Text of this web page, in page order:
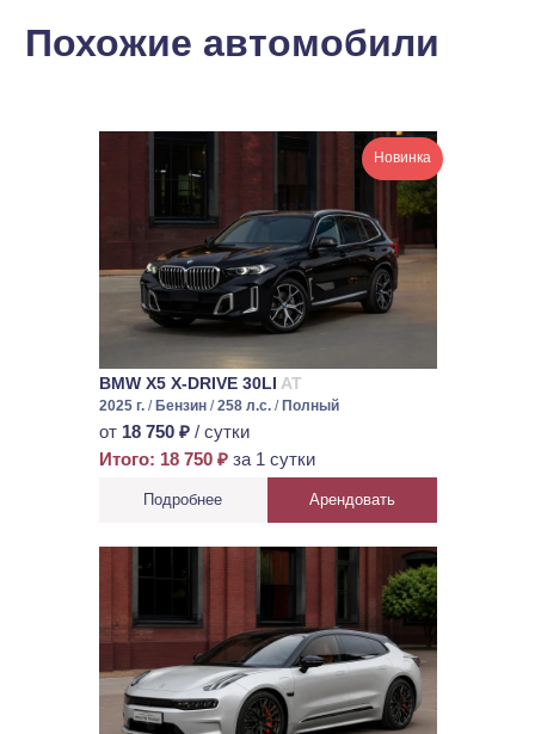
Похожие автомобили
Новинка
BMW X5 X-DRIVE 30LI AT
2025 г./ Бензин/258 л.с./ Полный
от 18 750 ₽/ сутки
Итого: 18 750 ₽ за 1 сутки
Подробнее Арендовать